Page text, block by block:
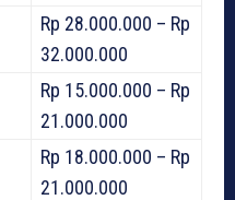
Rp 28.000.000 – Rp
32.000.000
Rp 15.000.000 – Rp
21.000.000
Rp 18.000.000 – Rp
21.000.000